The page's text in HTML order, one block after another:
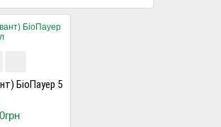
БіоПауер 5